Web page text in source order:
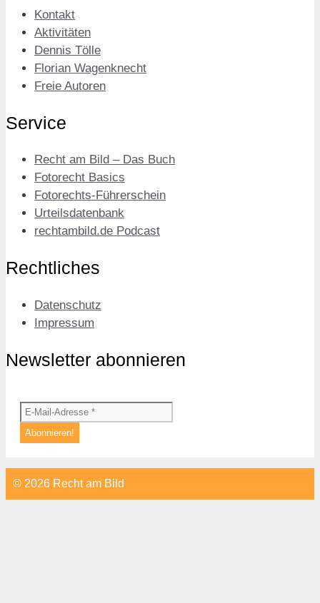
Kontakt
Aktivitäten
Dennis Tölle
Florian Wagenknecht
Freie Autoren
Service
Recht am Bild – Das Buch
Fotorecht Basics
Fotorechts-Führerschein
Urteilsdatenbank
rechtambild.de Podcast
Rechtliches
Datenschutz
Impressum
Newsletter abonnieren
© 2026 Recht am Bild